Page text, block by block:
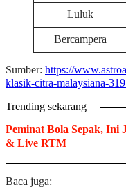
Luluk
Bercampera
Sumber: https://
klasik-citra-malaysiana-
Trending sekarang
Peminat Bola Sepak, Ini
& Live RTM
Baca juga: